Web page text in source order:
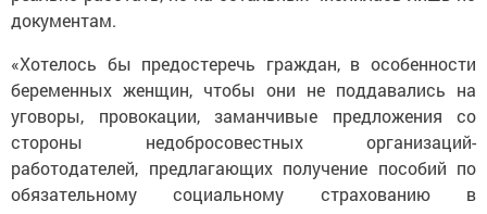
документам.
«Хотелось бы предостеречь граждан, в особенности
беременных женщин, чтобы они не поддавались на
уговоры, провокации, заманчивые предложения со
стороны недобросовестных организаций-
работодателей, предлагающих получение пособий по
обязательному социальному страхованию в